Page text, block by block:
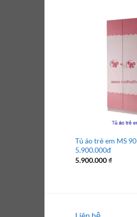
Tủ áo trẻ em MS
5.900.000đ
5.900.000₫